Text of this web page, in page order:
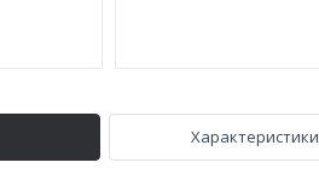
Характеристики